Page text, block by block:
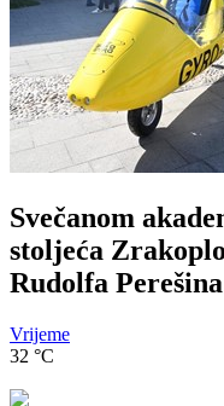
Svečanom
stoljeća
Rudolfa Perešina
Vrijeme
32 °C